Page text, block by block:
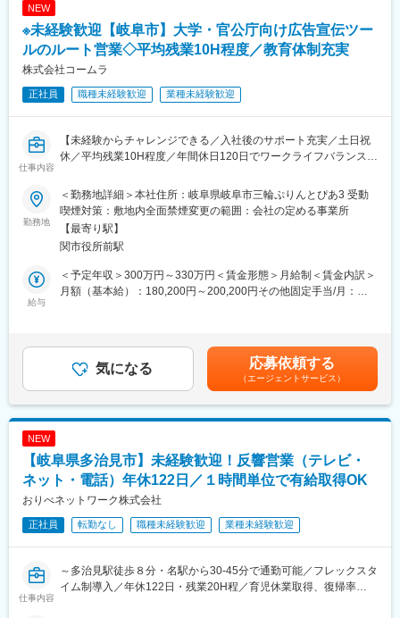
・まさに出店を加速させ始めたタイミングで、積極的にPDCAを
回しているため、様々な経験を積むことができます。
・「家を建てる」という、人生でも大きなイベントに携われま
す。
・自社商材の営業ではないため、お客様のご要望に本当に合った
選択肢をご提案することができます。
変更の範囲：会社の定める業務
海・関西で28店舗を展開し、今後3年で100店舗の展開を目指して
います。
さらなる出店を見据え、将来的に複数店舗の店長を担っていただ
ける方を募集します。
■仕事内容：
せします。
・お客様のヒアリング、住宅会社への紹介、面談設定、相談後の
フォロー、店頭集客 など
◇店長業務
ント)
・店舗スタッフの指導育成、採用、評価
・くふうイエタテフェア、各種イベントの運営 など
■やりがい／魅力：
・業種・業界未経験の方が、入社1年で新店舗立ち上げを任された
回しているため、様々な経験を積むことができます。
・「家を建てる」という、人生でも大きなイベントに携われま
・自社商材の営業ではないため、お客様のご要望に本当に合った
選択肢をご提案することができます。
NEW
※未経験歓迎【岐阜市】大学・官公庁向け広告宣伝ツー
ルのルート営業◇平均残業10H程度／教育体制充実
株式会社コームラ
正社員 職種未経験歓迎 業種未経験歓迎
仕事内容
【未経験からチャレンジできる／入社後のサポート充実／土日祝
休／平均残業10H程度／年間休日120日でワークライフバランス◎
■募集背景：
「大学・官公庁の印刷屋さん」に留まらず、情報コミュニケーシ
ョンをサポートする事業を展開する当社。今後は、紙の印刷物と
いうメイン事業だけでなく、WEB媒体へもさらにフィールドを広
げる方針です。そこで、老舗企業としてのブランドを守りつつ、
新規事業への進出を図るため、新しいメンバーを募集することに
各種印刷物・Web制作物のご提案をお任せします。
＜扱う商材例＞
・大学で使用される大学案内、募集要項、卒業証明書
大学・官公庁では毎年予算が決まっており、その予算から認知力
の高いHPの制作や印刷物を作成します。当社では社内にエンジニ
アがおり、品質の高いHPや各種印刷物を作成できること、長期信
一連の業務を覚えていただき、慣れたら独り立ちとなります。取
引先の多くが先輩社員からの引継ぎ案件となりますので、困りご
勤務地
＜勤務地詳細＞本社住所：岐阜県岐阜市三輪ぷりんとぴあ3 受動
喫煙対策：敷地内全面禁煙変更の範囲：会社の定める事業所
【最寄り駅】
関市役所前駅
給与
＜予定年収＞300万円～330万円＜賃金形態＞月給制＜賃金内訳＞
月額（基本給）：180,200円～200,200円その他固定手当/月：
（11月）賃金はあくまでも目安の金額であり、選考を通じて上下
する可能性があります。月給(月額)は固定手当を含めた表記です。
気になる 応募依頼する
（エージェントサービス）
NEW
【岐阜県多治見市】未経験歓迎！反響営業（テレビ・
ネット・電話）年休122日／１時間単位で有給取得OK
おりべネットワーク株式会社
正社員 転勤なし 職種未経験歓迎 業種未経験歓迎
仕事内容
～多治見駅徒歩８分・名駅から30-45分で通勤可能／フレックスタ
イム制導入／年休122日・残業20H程／育児休業取得、復帰率